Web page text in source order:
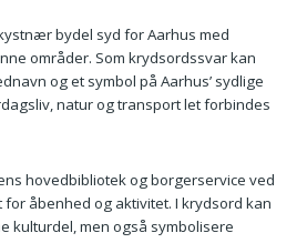
bydel syd for Aarhus med
områder. Som krydsordssvar kan
og et symbol på Aarhus’ sydlige
natur og transport let forbindes
hovedbibliotek og borgerservice ved
åbenhed og aktivitet. I krydsord kan
kulturdel, men også symbolisere